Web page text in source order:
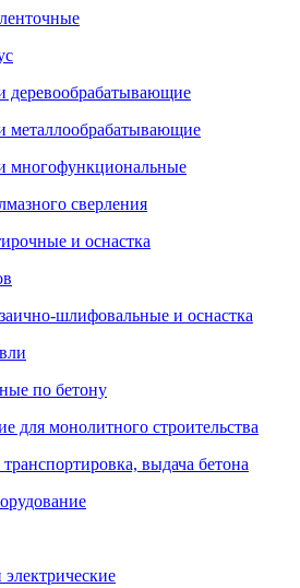
деревообрабатывающие
металлообрабатывающие
многофункциональные
сверления
и оснастка
шлифовальные и оснастка
по бетону
для монолитного строительства
выдача бетона
электрические